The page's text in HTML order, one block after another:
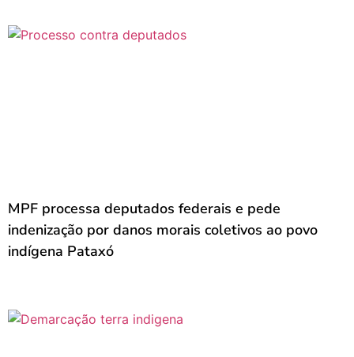
MPF processa deputados federais e pede
indenização por danos morais coletivos ao povo
indígena Pataxó